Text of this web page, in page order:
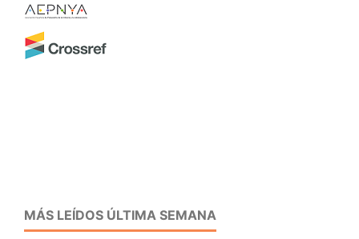
MÁS LEÍDOS ÚLTIMA SEMANA